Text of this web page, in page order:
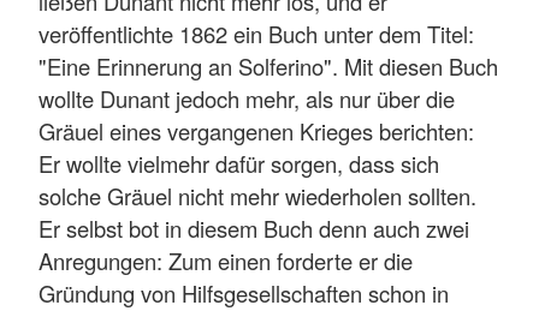
veröffentlichte 1862 ein Buch unter dem Titel:
"Eine Erinnerung an Solferino". Mit diesen Buch
wollte Dunant jedoch mehr, als nur über die
Gräuel eines vergangenen Krieges berichten:
Er wollte vielmehr dafür sorgen, dass sich
solche Gräuel nicht mehr wiederholen sollten.
Er selbst bot in diesem Buch denn auch zwei
Anregungen: Zum einen forderte er die
Gründung von Hilfsgesellschaften schon in